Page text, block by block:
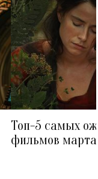
Топ-5 самых
фильмов